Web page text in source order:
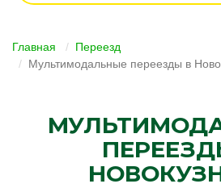
Главная
Переезд
Мультимодальные переезды в